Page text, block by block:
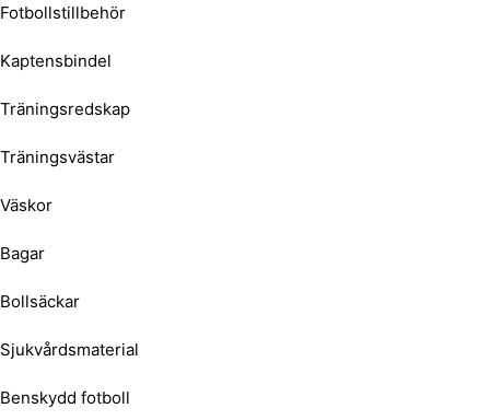
Fotbollstillbehör
Kaptensbindel
Träningsredskap
Träningsvästar
Väskor
Bagar
Bollsäckar
Sjukvårdsmaterial
Benskydd fotboll